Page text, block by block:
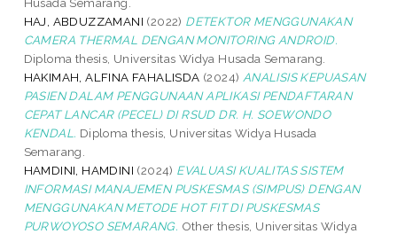
HAJ, ABDUZZAMANI (2022) DETEKTOR MENGGUNAKAN
CAMERA THERMAL DENGAN MONITORING ANDROID.
Diploma thesis, Universitas Widya Husada Semarang.
HAKIMAH, ALFINA FAHALISDA (2024) ANALISIS KEPUASAN
PASIEN DALAM PENGGUNAAN APLIKASI PENDAFTARAN
CEPAT LANCAR (PECEL) DI RSUD DR. H. SOEWONDO
KENDAL. Diploma thesis, Universitas Widya Husada
Semarang.
HAMDINI, HAMDINI (2024) EVALUASI KUALITAS SISTEM
INFORMASI MANAJEMEN PUSKESMAS (SIMPUS) DENGAN
MENGGUNAKAN METODE HOT FIT DI PUSKESMAS
PURWOYOSO SEMARANG. Other thesis, Universitas Widya